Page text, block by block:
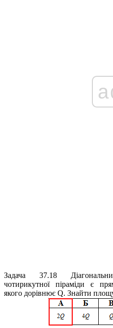
Задача 37.18
чотирикутної піраміди є
якого дорівнює Q. Знайти